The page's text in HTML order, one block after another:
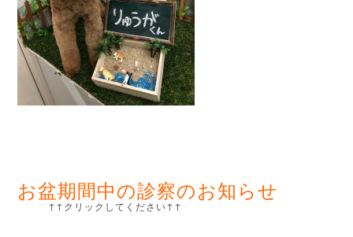
お盆期間中の診察のお知らせ
↑↑クリックしてください↑↑